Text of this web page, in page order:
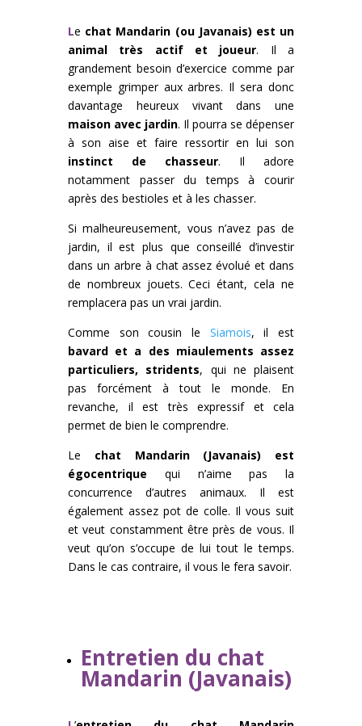
Le chat Mandarin (ou Javanais) est un
animal très actif et joueur. Il a
grandement besoin d’exercice comme par
exemple grimper aux arbres. Il sera donc
davantage heureux vivant dans une
maison avec jardin. Il pourra se dépenser
à son aise et faire ressortir en lui son
instinct de chasseur. Il adore
notamment passer du temps à courir
après des bestioles et à les chasser.
Si malheureusement, vous n’avez pas de
jardin, il est plus que conseillé d’investir
dans un arbre à chat assez évolué et dans
de nombreux jouets. Ceci étant, cela ne
remplacera pas un vrai jardin.
Comme son cousin le Siamois, il est
bavard et a des miaulements assez
particuliers, stridents, qui ne plaisent
pas forcément à tout le monde. En
revanche, il est très expressif et cela
permet de bien le comprendre.
Le chat Mandarin (Javanais) est
égocentrique qui n’aime pas la
concurrence d’autres animaux. Il est
également assez pot de colle. Il vous suit
et veut constamment être près de vous. Il
veut qu’on s’occupe de lui tout le temps.
Dans le cas contraire, il vous le fera savoir.
Entretien du chat
Mandarin (Javanais)